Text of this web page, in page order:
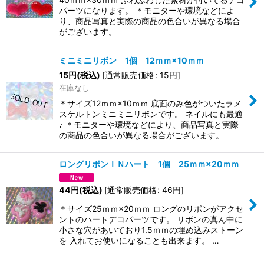
パーツになります。 ＊モニターや環境などによ
り、商品写真と実際の商品の色合いが異なる場合
がございます。
ミニミニリボン 1個 12ｍｍ×10ｍｍ
15円(税込) [通常販売価格: 15円]
在庫なし
＊サイズ12ｍｍ×10ｍｍ 底面のみ色がついたラメ
スケルトンミニミニリボンです。 ネイルにも最適
♪ ＊モニターや環境などにより、商品写真と実際
の商品の色合いが異なる場合がございます。
ロングリボンＩＮハート 1個 25ｍｍ×20ｍｍ
44円(税込) [通常販売価格: 46円]
＊サイズ25ｍｍ×20ｍｍ ロングのリボンがアクセ
ントのハートデコパーツです。 リボンの真ん中に
小さな穴があいており1.5ｍｍの埋め込みストーン
を 入れてお使いになることも出来ます。 …